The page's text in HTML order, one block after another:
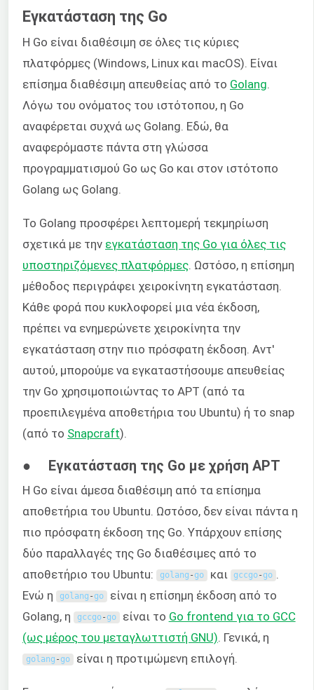
Εγκατάσταση της Go
Η Go είναι διαθέσιμη σε όλες τις κύριες
πλατφόρμες (Windows, Linux και macOS). Είναι
επίσημα διαθέσιμη απευθείας από το Golang.
Λόγω του ονόματος του ιστότοπου, η Go
αναφέρεται συχνά ως Golang. Εδώ, θα
αναφερόμαστε πάντα στη γλώσσα
προγραμματισμού Go ως Go και στον ιστότοπο
Golang ως Golang.
Το Golang προσφέρει λεπτομερή τεκμηρίωση
σχετικά με την εγκατάσταση της Go για όλες τις
υποστηριζόμενες πλατφόρμες. Ωστόσο, η επίσημη
μέθοδος περιγράφει χειροκίνητη εγκατάσταση.
Κάθε φορά που κυκλοφορεί μια νέα έκδοση,
πρέπει να ενημερώνετε χειροκίνητα την
εγκατάσταση στην πιο πρόσφατη έκδοση. Αντ'
αυτού, μπορούμε να εγκαταστήσουμε απευθείας
την Go χρησιμοποιώντας το APT (από τα
προεπιλεγμένα αποθετήρια του Ubuntu) ή το snap
(από το Snapcraft).
● Εγκατάσταση της Go με χρήση APT
Η Go είναι άμεσα διαθέσιμη από τα επίσημα
αποθετήρια του Ubuntu. Ωστόσο, δεν είναι πάντα η
πιο πρόσφατη έκδοση της Go. Υπάρχουν επίσης
δύο παραλλαγές της Go διαθέσιμες από το
αποθετήριο του Ubuntu:
golang -go και gccgo-go
Ενώ η
golang -go είναι η επίσημη έκδοση από το
Golang, η
gccgo-go είναι το Go frontend για το GCC
(ως μέρος του μεταγλωττιστή GNU) . Γενικά, η
golang -go είναι η προτιμώμενη επιλογή.